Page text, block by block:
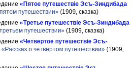
«Пятое путешествіе Эсъ-Зиндибада
путешествии» (1909, сказка)
«Третье путешествіе Эсъ-Зиндибада
путешествии» (1909, сказка)
«Четвертое путешествіе Эсъ-
«Рассказ о четвёртом путешествии» (1909,